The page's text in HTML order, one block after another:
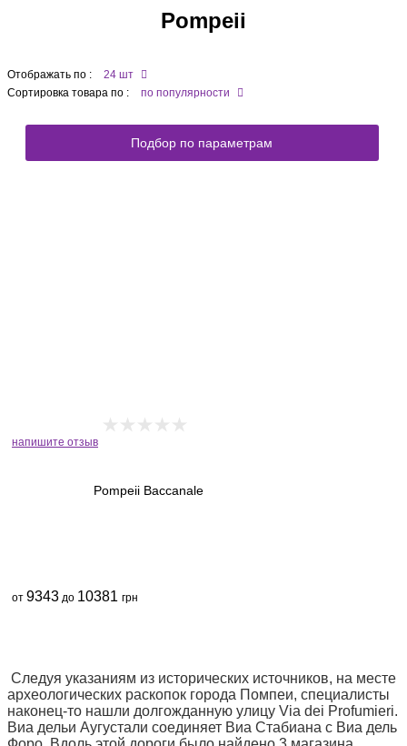
Pompeii
Отображать по :
24 шт
Сортировка товара по :
по популярности
Подбор по параметрам
напишите отзыв
Pompeii Baccanale
от 9343 до 10381 грн
Следуя указаниям из исторических источников, на месте
археологических раскопок города Помпеи, специалисты
наконец-то нашли долгожданную улицу Via dei Profumieri.
Виа дельи Аугустали соединяет Виа Стабиана с Виа дель